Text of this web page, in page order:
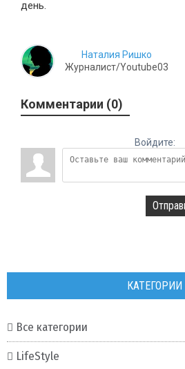
день.
Наталия Ришко
Журналист/Youtube03
Комментарии (0)
Войдите:
КАТЕГОРИИ
Все категории
LifeStyle